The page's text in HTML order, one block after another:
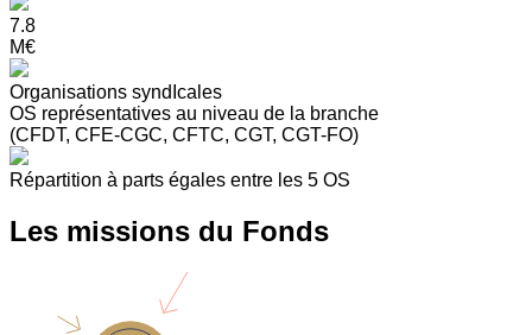
7.8
M€
Organisations syndIcales
OS représentatives au niveau de la branche
(CFDT, CFE-CGC, CFTC, CGT, CGT-FO)
Répartition à parts égales entre les 5 OS
Les missions du Fonds